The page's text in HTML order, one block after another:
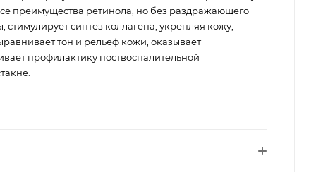
преимущества ретинола, но без раздражающего
синтез коллагена, укрепляя кожу,
тон и рельеф кожи, оказывает
профилактику поствоспалительной